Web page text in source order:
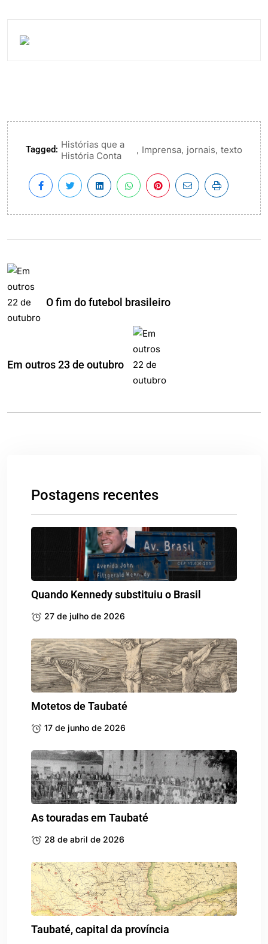
Tagged: Histórias que a
História Conta
, Imprensa, jornais, texto
O fim do futebol brasileiro
Em outros 23 de outubro
Postagens recentes
Quando Kennedy substituiu o Brasil
27 de julho de 2026
Motetos de Taubaté
17 de junho de 2026
As touradas em Taubaté
28 de abril de 2026
Taubaté, capital da província